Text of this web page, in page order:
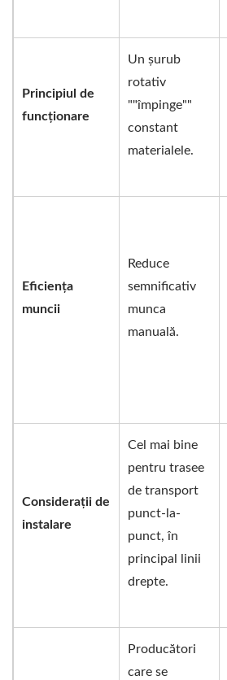
Principiul de
funcționare
Un șurub
rotativ
""împinge""
constant
materialele.
Eficiența
muncii
Reduce
semnificativ
munca
manuală.
Considerații de
instalare
Cel mai bine
pentru trasee
de transport
punct-la-
punct, în
principal linii
drepte.
Producători
care se